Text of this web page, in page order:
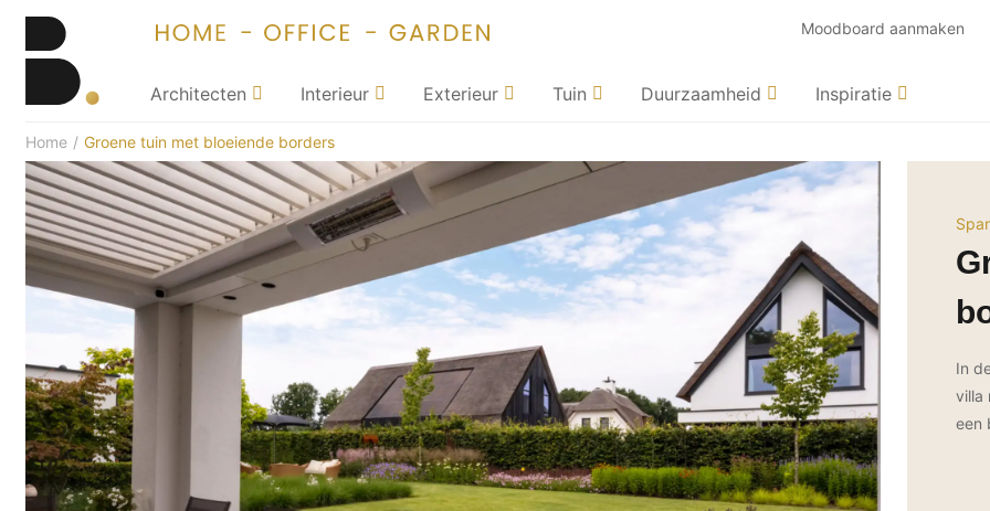
Moodboard aanmaken
Architecten Interieur Exterieur Tuin Duurzaamheid Inspiratie
Home / Groene tuin met bloeiende borders
In
villa
een